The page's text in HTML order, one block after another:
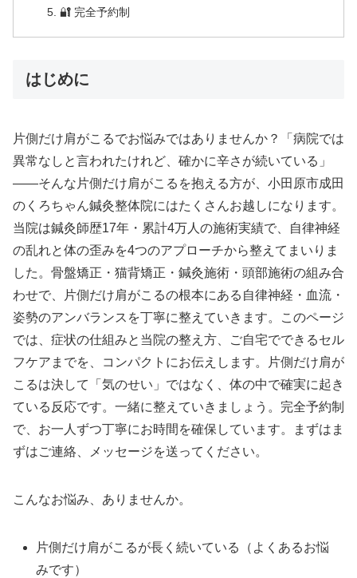
🔐 完全予約制
はじめに
片側だけ肩がこるでお悩みではありませんか？「病院では
異常なしと言われたけれど、確かに辛さが続いている」
——そんな片側だけ肩がこるを抱える方が、小田原市成田
のくろちゃん鍼灸整体院にはたくさんお越しになります。
当院は鍼灸師歴17年・累計4万人の施術実績で、自律神経
の乱れと体の歪みを4つのアプローチから整えてまいりま
した。骨盤矯正・猫背矯正・鍼灸施術・頭部施術の組み合
わせで、片側だけ肩がこるの根本にある自律神経・血流・
姿勢のアンバランスを丁寧に整えていきます。このページ
では、症状の仕組みと当院の整え方、ご自宅でできるセル
フケアまでを、コンパクトにお伝えします。片側だけ肩が
こるは決して「気のせい」ではなく、体の中で確実に起き
ている反応です。一緒に整えていきましょう。完全予約制
で、お一人ずつ丁寧にお時間を確保しています。まずはま
ずはご連絡、メッセージを送ってください。
こんなお悩み、ありませんか。
片側だけ肩がこるが長く続いている（よくあるお悩
みです）